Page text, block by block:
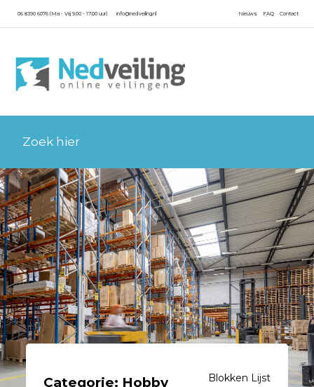
06 8390 6076 (Ma - Vrij 9.00 - 17.00 uur) info@nedveiling.nl Contact
FAQ
Nieuws
Categorie: Hobby Blokken Lijst